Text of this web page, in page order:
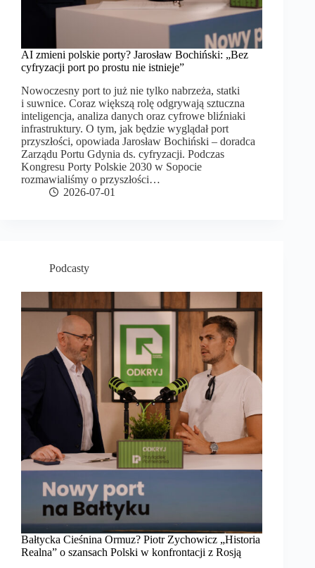
AI zmieni polskie porty? Jarosław Bochiński: „Bez
cyfryzacji port po prostu nie istnieje”
Nowoczesny port to już nie tylko nabrzeża, statki
i suwnice. Coraz większą rolę odgrywają sztuczna
inteligencja, analiza danych oraz cyfrowe bliźniaki
infrastruktury. O tym, jak będzie wyglądał port
przyszłości, opowiada Jarosław Bochiński – doradca
Zarządu Portu Gdynia ds. cyfryzacji. Podczas
Kongresu Porty Polskie 2030 w Sopocie
rozmawialiśmy o przyszłości…
2026-07-01
Podcasty
Bałtycka Cieśnina Ormuz? Piotr Zychowicz „Historia
Realna” o szansach Polski w konfrontacji z Rosją